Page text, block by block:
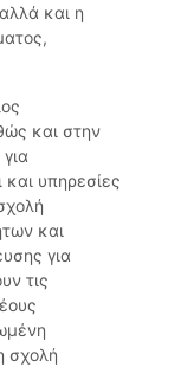
και η
και στην
και υπηρεσίες
και
για
τις
σχολή